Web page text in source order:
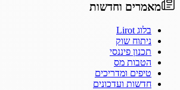
מאמרים וחדשות
בלוג Lirot
ניתוח שוק
תכנון פיננסי
הטבות מס
טיפים ומדריכים
חדשות ועדכונים